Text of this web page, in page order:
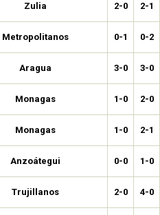
Zulia 2-0 2-1
Metropolitanos 0-1 0-2
Aragua 3-0 3-0
Monagas 1-0 2-0
Monagas 1-0 2-1
Anzoátegui 0-0 1-0
Trujillanos 2-0 4-0